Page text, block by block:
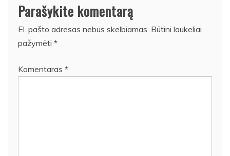
Parašykite komentarą
El. pašto adresas nebus skelbiamas. Būtini laukeliai
pažymėti *
Komentaras *